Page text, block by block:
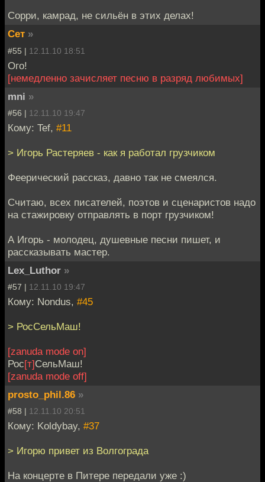
Сорри, камрад, не сильён в этих делах!
Сет »
#55 | 12.11.10 18:51
Ого!
[немедленно зачисляет песню в разряд любимых]
mni »
#56 | 12.11.10 19:47
Кому: Tef, #11
> Игорь Растеряев - как я работал грузчиком
Феерический рассказ, давно так не смеялся.
Считаю, всех писателей, поэтов и сценаристов надо
на стажировку отправлять в порт грузчиком!
А Игорь - молодец, душевные песни пишет, и
рассказывать мастер.
Lex_Luthor »
#57 | 12.11.10 19:47
Кому: Nondus, #45
> РосСельМаш!
[zanuda mode on]
Рос[т]СельМаш!
[zanuda mode off]
prosto_phil.86 »
#58 | 12.11.10 20:51
Кому: Koldybay, #37
> Игорю привет из Волгограда
На концерте в Питере передали уже :)